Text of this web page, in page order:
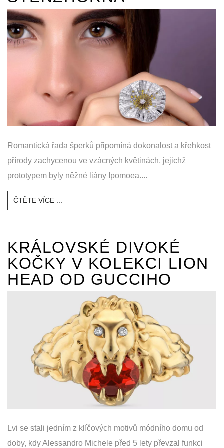
Romantická řada šperků připomíná dokonalost a křehkost
přírody zachycenou ve vzácných květinách, jejichž
prototypem byly něžné liány Ipomoea....
ČTĚTE VÍCE ...
KRÁLOVSKÉ DIVOKÉ
KOČKY V KOLEKCI LION
HEAD OD GUCCIHO
Lvi se stali jedním z klíčových motivů módního domu od
doby, kdy Alessandro Michele před 5 lety převzal funkci